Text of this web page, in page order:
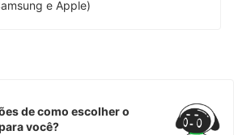
e Apple)
de como escolher o
você?